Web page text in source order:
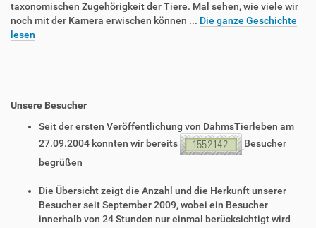
taxonomischen Zugehörigkeit der Tiere. Mal sehen, wie viele wir
noch mit der Kamera erwischen können ... Die ganze Geschichte
lesen
Unsere Besucher
Seit der ersten Veröffentlichung von DahmsTierleben am
27.09.2004 konnten wir bereits
Besucher
begrüßen
Die Übersicht zeigt die Anzahl und die Herkunft unserer
Besucher seit September 2009, wobei ein Besucher
innerhalb von 24 Stunden nur einmal berücksichtigt wird